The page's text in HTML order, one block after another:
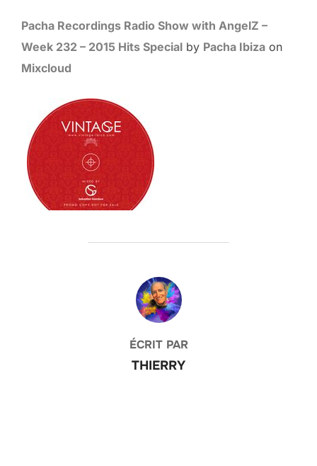
Pacha Recordings Radio Show with AngelZ –
Week 232 – 2015 Hits Special by Pacha Ibiza on
Mixcloud
AUTEUR DE LA PUBLICATION
ÉCRIT PAR
THIERRY